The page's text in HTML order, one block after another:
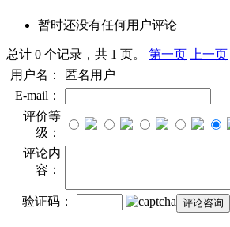
暂时还没有任何用户评论
总计 0 个记录，共 1 页。 第一页 上一页
用户名：
匿名用户
E-mail：
评价等
级：
评论内
容：
验证码：